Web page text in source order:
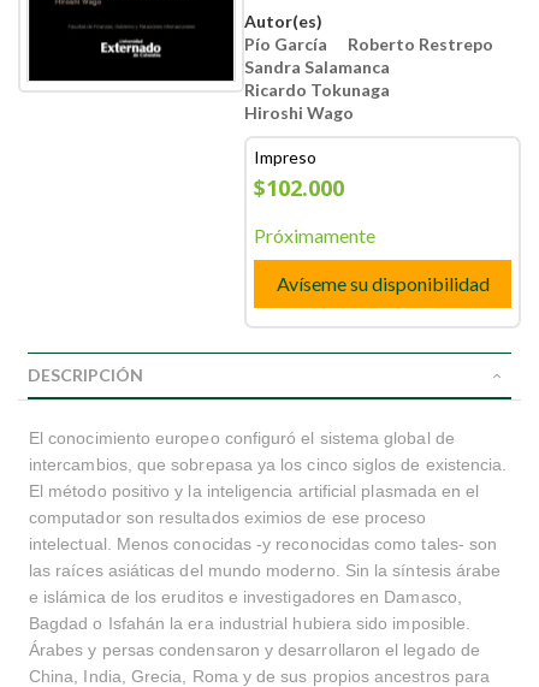
Autor(es)
Pío García
Roberto Restrepo
Sandra Salamanca
Ricardo Tokunaga
Hiroshi Wago
Impreso
$102.000
Próximamente
Avíseme su disponibilidad
DESCRIPCIÓN
El conocimiento europeo configuró el sistema global de
intercambios, que sobrepasa ya los cinco siglos de existencia.
El método positivo y la inteligencia artificial plasmada en el
computador son resultados eximios de ese proceso
intelectual. Menos conocidas -y reconocidas como tales- son
las raíces asiáticas del mundo moderno. Sin la síntesis árabe
e islámica de los eruditos e investigadores en Damasco,
Bagdad o Isfahán la era industrial hubiera sido imposible.
Árabes y persas condensaron y desarrollaron el legado de
China, India, Grecia, Roma y de sus propios ancestros para